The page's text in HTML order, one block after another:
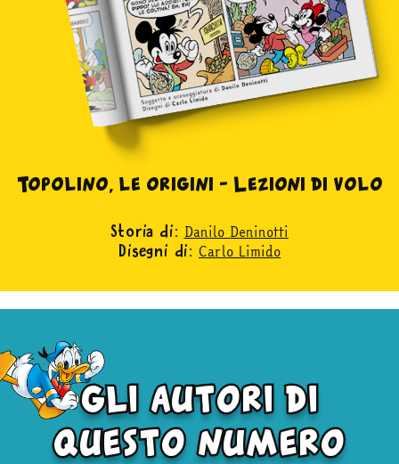
Topolino, le origini – Lezioni di volo
Storia di: Danilo Deninotti
Disegni di: Carlo Limido
gli autori di
questo numero